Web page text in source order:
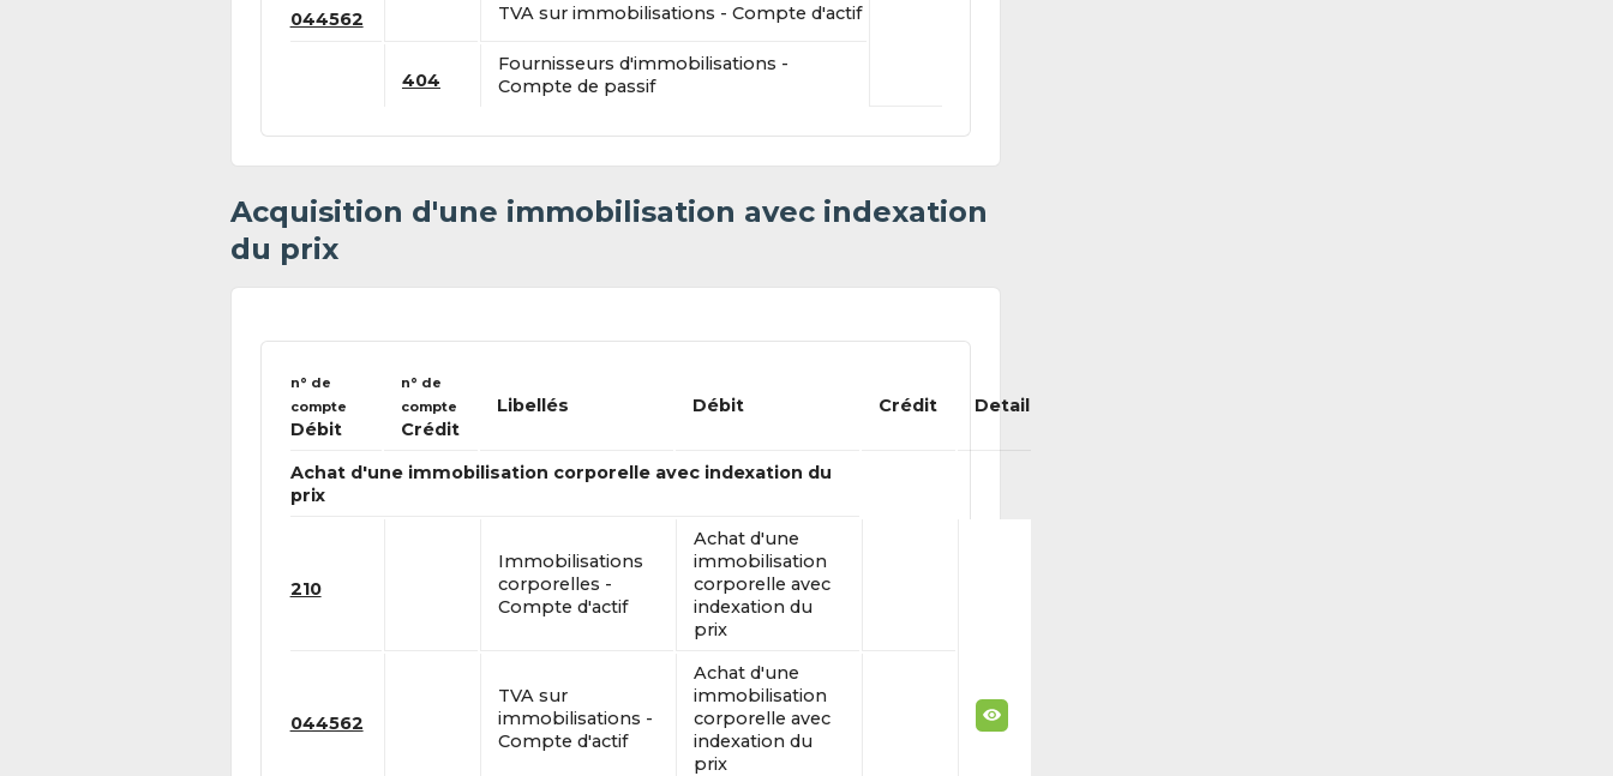
044562 TVA sur immobilisations - Compte d'actif
404
Fournisseurs d'immobilisations -
Compte de passif
Acquisition d'une immobilisation avec indexation
du prix
n° de
compte
Débit
n° de
compte
Crédit
Libellés Débit Crédit Detail
Achat d'une immobilisation corporelle avec indexation du
prix
210
Immobilisations
corporelles -
Compte d'actif
Achat d'une
immobilisation
corporelle avec
indexation du
prix
044562
TVA sur
immobilisations -
Compte d'actif
Achat d'une
immobilisation
corporelle avec
indexation du
prix